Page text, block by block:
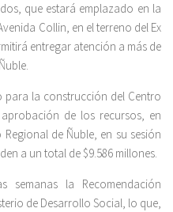
que estará emplazado en la
Collin, en el terreno del Ex
entregar atención a más de
para la construcción del Centro
de los recursos, en
de Ñuble, en su sesión
a un total de $9.586 millones.
la Recomendación
de Desarrollo Social, lo que,